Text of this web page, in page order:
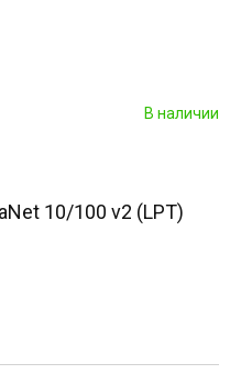
В наличии
10/100 v2 (LPT)